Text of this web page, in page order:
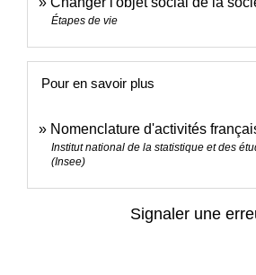
Étapes de vie
Pour en savoir plus
Nomenclature d'activités
Institut national de la statistique et des
(Insee)
Signaler une